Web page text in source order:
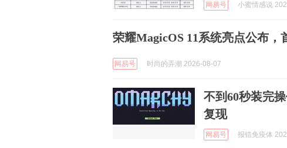
网易号 小蜜情感说
荣耀MagicOS 11系统亮点公布，
网易号 时尚的弄潮 2026-08-07
不到60秒装完
复现
网易号 报错免疫体